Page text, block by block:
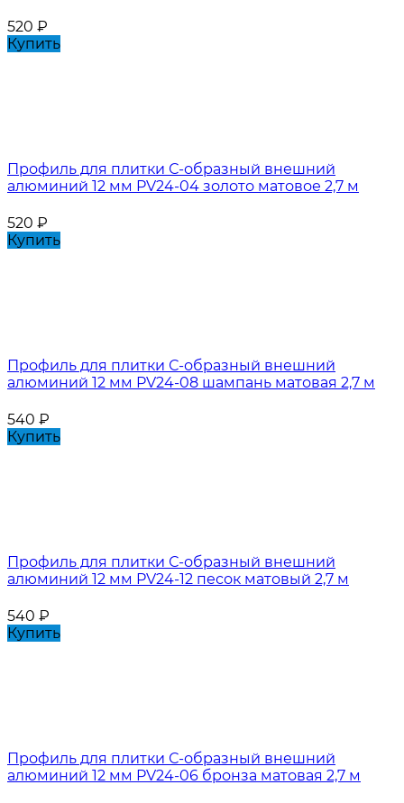
520 ₽
Купить
Профиль для плитки С-образный внешний
алюминий 12 мм PV24-04 золото матовое 2,7 м
520 ₽
Купить
Профиль для плитки С-образный внешний
алюминий 12 мм PV24-08 шампань матовая 2,7 м
540 ₽
Купить
Профиль для плитки С-образный внешний
алюминий 12 мм PV24-12 песок матовый 2,7 м
540 ₽
Купить
Профиль для плитки С-образный внешний
алюминий 12 мм PV24-06 бронза матовая 2,7 м